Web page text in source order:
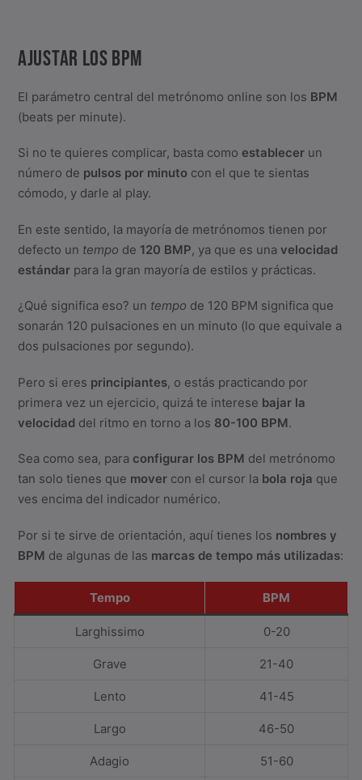
AJUSTAR LOS BPM
El parámetro central del metrónomo online son los BPM
(beats per minute).
Si no te quieres complicar, basta como establecer un
número de pulsos por minuto con el que te sientas
cómodo, y darle al play.
En este sentido, la mayoría de metrónomos tienen por
defecto un tempo de 120 BMP, ya que es una velocidad
estándar para la gran mayoría de estilos y prácticas.
¿Qué significa eso? un tempo de 120 BPM significa que
sonarán 120 pulsaciones en un minuto (lo que equivale a
dos pulsaciones por segundo).
Pero si eres principiantes, o estás practicando por
primera vez un ejercicio, quizá te interese bajar la
velocidad del ritmo en torno a los 80-100 BPM.
Sea como sea, para configurar los BPM del metrónomo
tan solo tienes que mover con el cursor la bola roja que
ves encima del indicador numérico.
Por si te sirve de orientación, aquí tienes los nombres y
BPM de algunas de las marcas de tempo más utilizadas:
Tempo BPM
Larghissimo 0-20
Grave 21-40
Lento 41-45
Largo 46-50
Adagio 51-60